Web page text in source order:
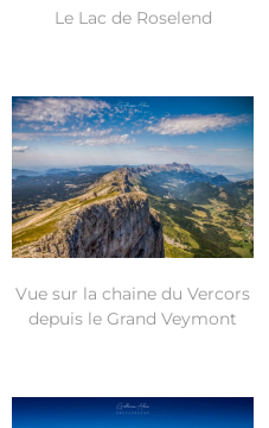
Le Lac de Roselend
Vue sur la chaine du Vercors
depuis le Grand Veymont